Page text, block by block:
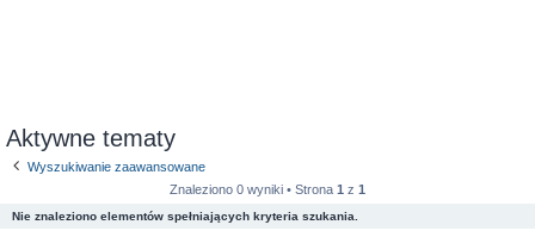
Aktywne tematy
Wyszukiwanie zaawansowane
Znaleziono 0 wyniki • Strona 1 z 1
Nie znaleziono elementów spełniających kryteria szukania.